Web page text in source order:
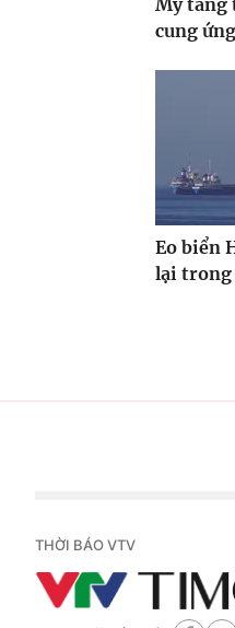
cung
Eo biển
lại trong
THỜI BÁO VTV